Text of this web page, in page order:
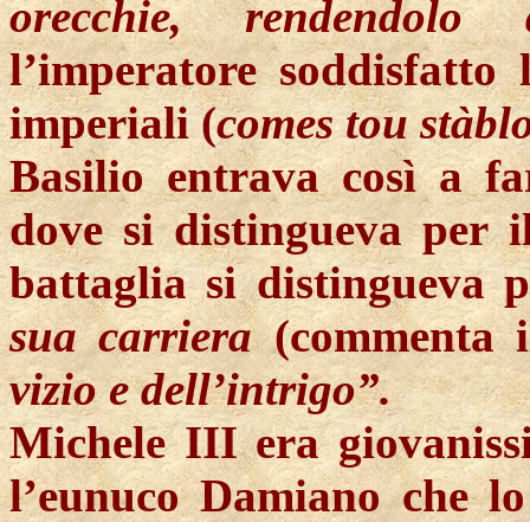
orecchie,
l’imperatore
imperiali (comes tou
Basilio entrava così a
dove si distingueva per
battaglia si distingueva
sua carriera(commenta
vizio e dell’intrigo”.
Michele III era
l’eunuco Damiano che